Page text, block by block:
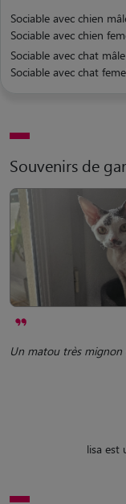
Sociable avec chien
Sociable avec chien
Sociable avec chat mâle
Sociable avec chat
Souvenirs de
Un matou très mignon
lisa est